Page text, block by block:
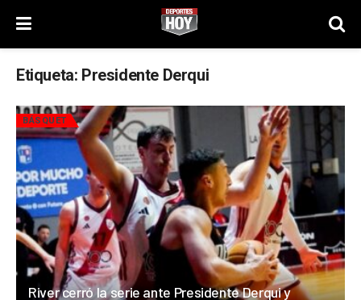
Etiqueta: Presidente Derqui
BÁSQUET
River cerró la serie ante Presidente Derqui y